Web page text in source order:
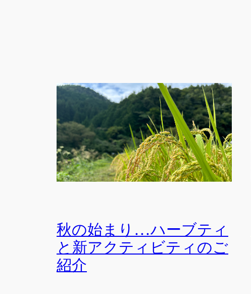
秋の始まり…ハーブティ
と新アクティビティのご
紹介